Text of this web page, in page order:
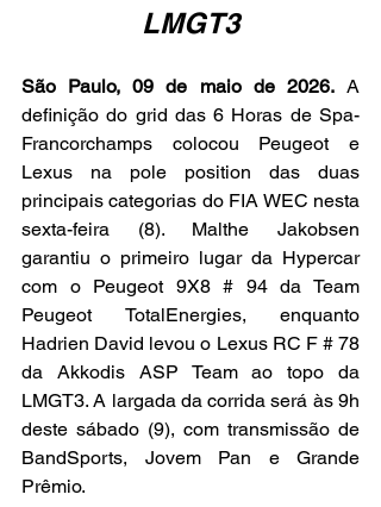
LMGT3
São Paulo, 09 de maio de 2026. A
definição do grid das 6 Horas de Spa-
Francorchamps colocou Peugeot e
Lexus na pole position das duas
principais categorias do FIA WEC nesta
sexta-feira (8). Malthe Jakobsen
garantiu o primeiro lugar da Hypercar
com o Peugeot 9X8 # 94 da Team
Peugeot TotalEnergies, enquanto
Hadrien David levou o Lexus RC F # 78
da Akkodis ASP Team ao topo da
LMGT3. A largada da corrida será às 9h
deste sábado (9), com transmissão de
BandSports, Jovem Pan e Grande
Prêmio.